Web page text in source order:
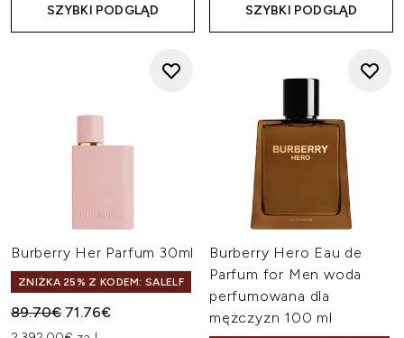
SZYBKI PODGLĄD SZYBKI PODGLĄD
Burberry Her Parfum 30ml
ZNIŻKA 25% Z KODEM: SALELF
Sugerowana cena detaliczna:
89.70€ Aktualna cena:
71.76€
Burberry Hero Eau de
Parfum for Men woda
perfumowana dla
mężczyzn 100 ml